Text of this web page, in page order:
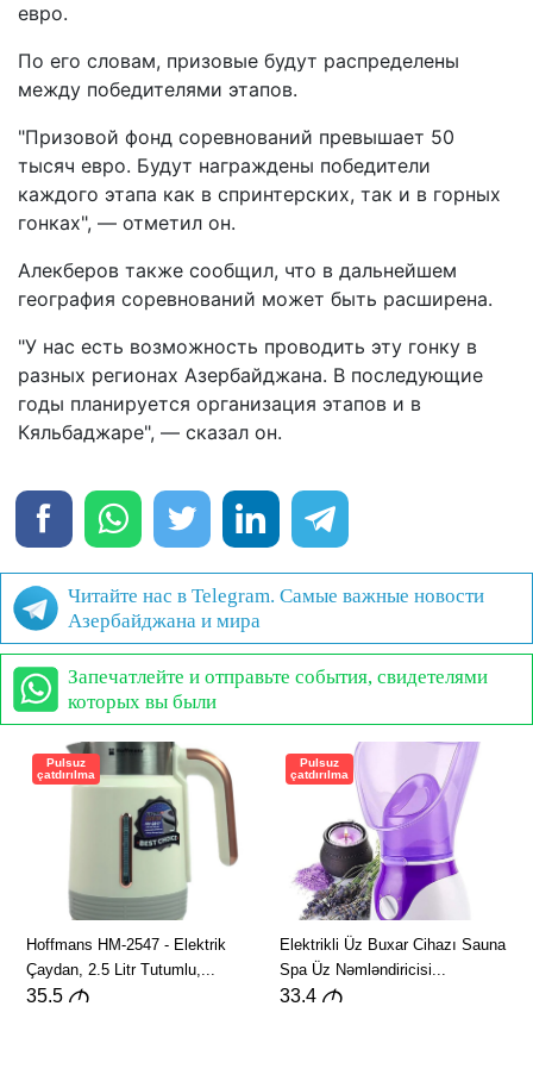
евро.
По его словам, призовые будут распределены
между победителями этапов.
"Призовой фонд соревнований превышает 50
тысяч евро. Будут награждены победители
каждого этапа как в спринтерских, так и в горных
гонках", — отметил он.
Алекберов также сообщил, что в дальнейшем
география соревнований может быть расширена.
"У нас есть возможность проводить эту гонку в
разных регионах Азербайджана. В последующие
годы планируется организация этапов и в
Кяльбаджаре", — сказал он.
Читайте нас в Telegram. Самые важные новости
Азербайджана и мира
Запечатлейте и отправьте события, свидетелями
которых вы были